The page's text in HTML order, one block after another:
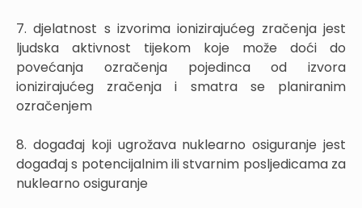
7. djelatnost s izvorima ionizirajućeg zračenja jest
ljudska aktivnost tijekom koje može doći do
povećanja ozračenja pojedinca od izvora
ionizirajućeg zračenja i smatra se planiranim
ozračenjem
8. događaj koji ugrožava nuklearno osiguranje jest
događaj s potencijalnim ili stvarnim posljedicama za
nuklearno osiguranje